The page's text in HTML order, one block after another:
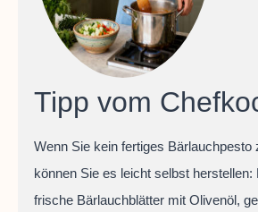
Tipp vom
Wenn Sie kein fertiges Bärlauchpesto
können Sie es leicht selbst herstellen:
frische Bärlauchblätter mit Olivenöl,